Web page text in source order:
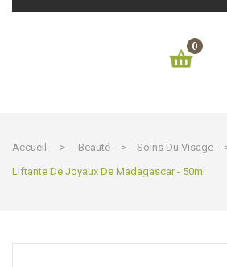
0
Accueil > Beauté > Soins Du Visage
Liftante De Joyaux De Madagascar - 50ml